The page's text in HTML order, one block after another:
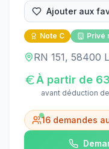
Ajouter aux
Note C Privé
RN 151, 58400
À partir de
avant déduction
16 demandes